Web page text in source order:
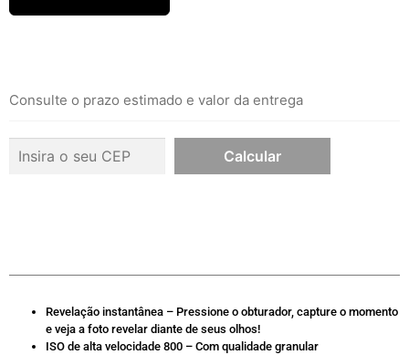
Consulte o prazo estimado e valor da entrega
Revelação instantânea – Pressione o obturador, capture o momento
e veja a foto revelar diante de seus olhos!
ISO de alta velocidade 800 – Com qualidade granular